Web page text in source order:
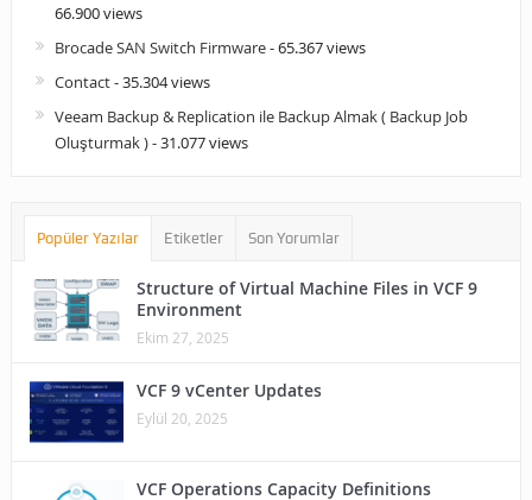
66.900 views
Brocade SAN Switch Firmware- 65.367 views
Contact- 35.304 views
Veeam Backup & Replication ile Backup Almak ( Backup Job
Oluşturmak )- 31.077 views
Popüler Yazılar Etiketler Son Yorumlar
Structure of Virtual Machine Files in VCF 9
Environment
Ekim 27, 2025
VCF 9 vCenter Updates
Eylül 20, 2025
VCF Operations Capacity Definitions